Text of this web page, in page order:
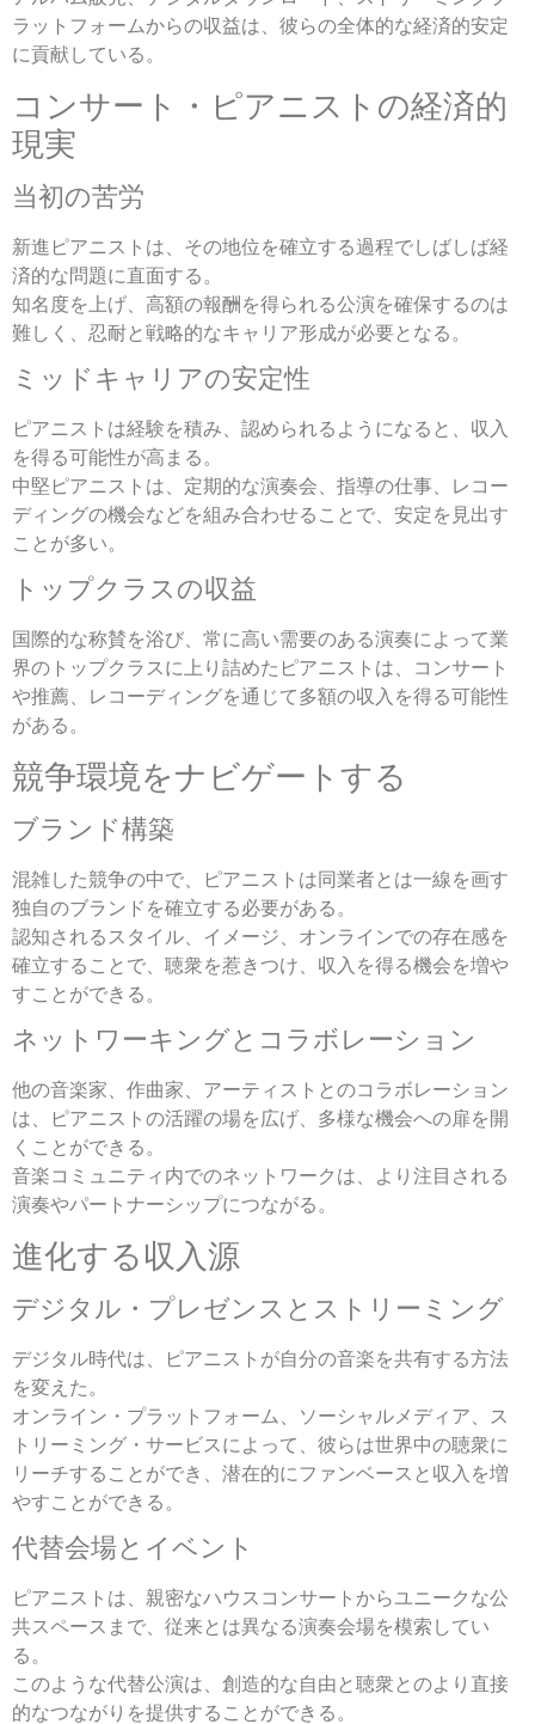
ラットフォームからの収益は、彼らの全体的な経済的安定
に貢献している。
コンサート・ピアニストの経済的
現実
当初の苦労
新進ピアニストは、その地位を確立する過程でしばしば経
済的な問題に直面する。
知名度を上げ、高額の報酬を得られる公演を確保するのは
難しく、忍耐と戦略的なキャリア形成が必要となる。
ミッドキャリアの安定性
ピアニストは経験を積み、認められるようになると、収入
を得る可能性が高まる。
中堅ピアニストは、定期的な演奏会、指導の仕事、レコー
ディングの機会などを組み合わせることで、安定を見出す
ことが多い。
トップクラスの収益
国際的な称賛を浴び、常に高い需要のある演奏によって業
界のトップクラスに上り詰めたピアニストは、コンサート
や推薦、レコーディングを通じて多額の収入を得る可能性
がある。
競争環境をナビゲートする
ブランド構築
混雑した競争の中で、ピアニストは同業者とは一線を画す
独自のブランドを確立する必要がある。
認知されるスタイル、イメージ、オンラインでの存在感を
確立することで、聴衆を惹きつけ、収入を得る機会を増や
すことができる。
ネットワーキングとコラボレーション
他の音楽家、作曲家、アーティストとのコラボレーション
は、ピアニストの活躍の場を広げ、多様な機会への扉を開
くことができる。
音楽コミュニティ内でのネットワークは、より注目される
演奏やパートナーシップにつながる。
進化する収入源
デジタル・プレゼンスとストリーミング
デジタル時代は、ピアニストが自分の音楽を共有する方法
を変えた。
オンライン・プラットフォーム、ソーシャルメディア、ス
トリーミング・サービスによって、彼らは世界中の聴衆に
リーチすることができ、潜在的にファンベースと収入を増
やすことができる。
代替会場とイベント
ピアニストは、親密なハウスコンサートからユニークな公
共スペースまで、従来とは異なる演奏会場を模索してい
る。
このような代替公演は、創造的な自由と聴衆とのより直接
的なつながりを提供することができる。